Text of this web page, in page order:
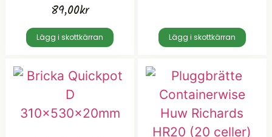
89,00kr
Lägg i skottkärran Lägg i skottkärran